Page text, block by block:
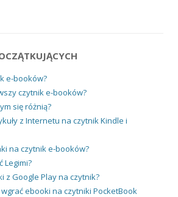
e-booków?
czytnik e-booków?
się różnią?
z Internetu na czytnik Kindle i
na czytnik e-booków?
Legimi?
z Google Play na czytnik?
ebooki na czytniki PocketBook